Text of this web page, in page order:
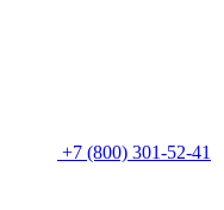
+7 (800) 301-52-41